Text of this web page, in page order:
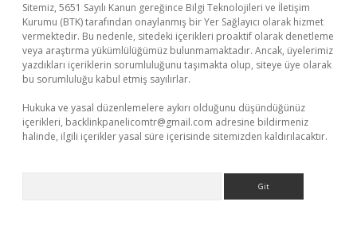
Sitemiz, 5651 Sayılı Kanun gereğince Bilgi Teknolojileri ve İletişim
Kurumu (BTK) tarafından onaylanmış bir Yer Sağlayıcı olarak hizmet
vermektedir. Bu nedenle, sitedeki içerikleri proaktif olarak denetleme
veya araştırma yükümlülüğümüz bulunmamaktadır. Ancak, üyelerimiz
yazdıkları içeriklerin sorumluluğunu taşımakta olup, siteye üye olarak
bu sorumluluğu kabul etmiş sayılırlar.
Hukuka ve yasal düzenlemelere aykırı olduğunu düşündüğünüz
içerikleri, backlinkpanelicomtr@gmail.com adresine bildirmeniz
halinde, ilgili içerikler yasal süre içerisinde sitemizden kaldırılacaktır.